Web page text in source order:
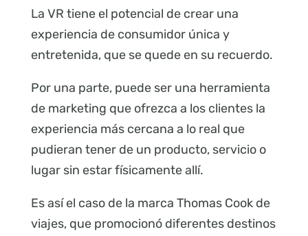
La VR tiene el potencial de crear una
experiencia de consumidor única y
entretenida, que se quede en su recuerdo.
Por una parte, puede ser una herramienta
de marketing que ofrezca a los clientes la
experiencia más cercana a lo real que
pudieran tener de un producto, servicio o
lugar sin estar físicamente allí.
Es así el caso de la marca Thomas Cook de
viajes, que promocionó diferentes destinos